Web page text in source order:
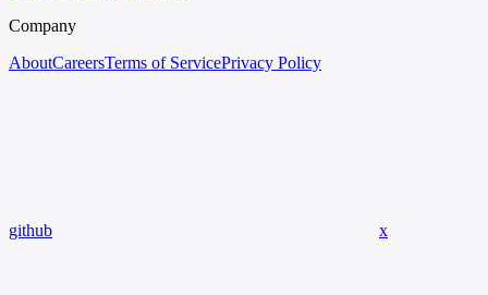
Company
AboutCareersTerms of ServicePrivacy Policy
github x